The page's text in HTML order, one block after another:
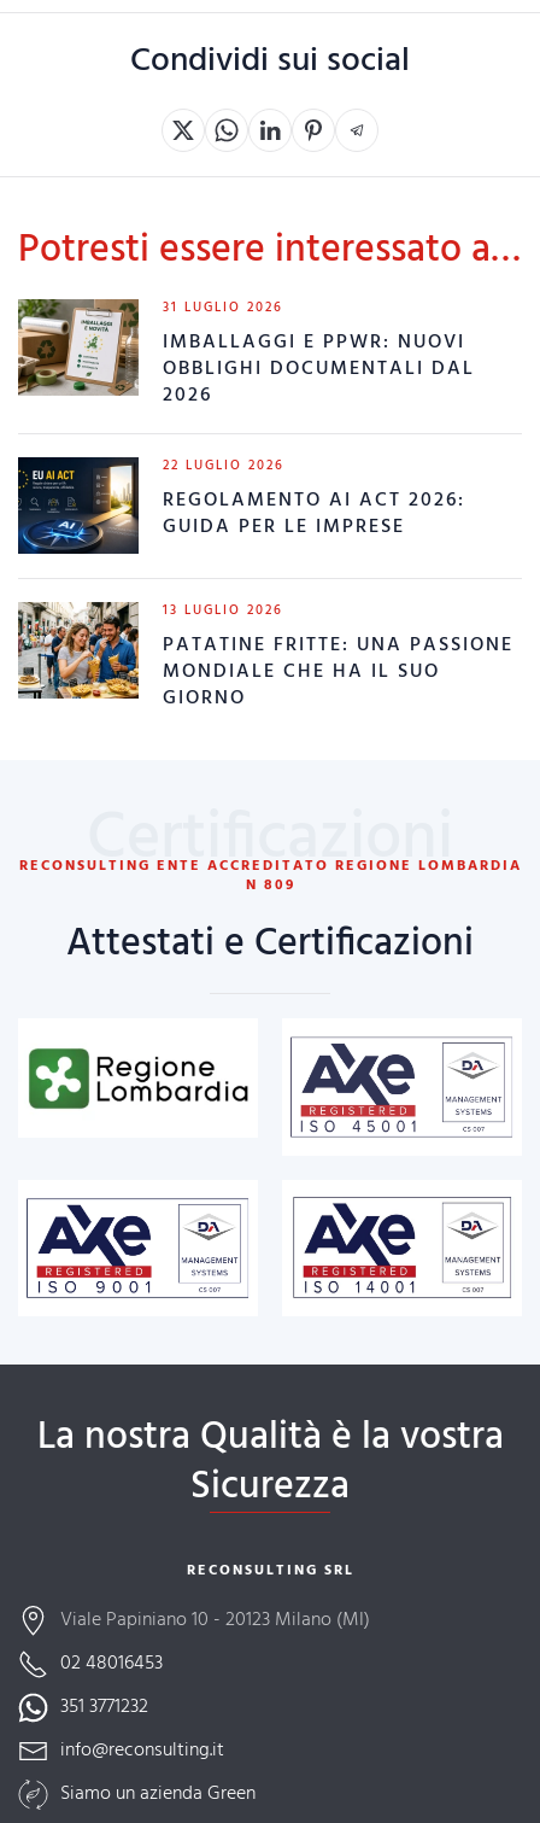
Condividi sui social
Potresti essere interessato a…
31 LUGLIO 2026
IMBALLAGGI E PPWR: NUOVI
OBBLIGHI DOCUMENTALI DAL
2026
22 LUGLIO 2026
REGOLAMENTO AI ACT 2026:
GUIDA PER LE IMPRESE
13 LUGLIO 2026
PATATINE FRITTE: UNA PASSIONE
MONDIALE CHE HA IL SUO
GIORNO
Certificazioni
RECONSULTING ENTE ACCREDITATO REGIONE LOMBARDIA
N 809
Attestati e Certificazioni
La nostra Qualità è la vostra
Sicurezza
RECONSULTING SRL
Viale Papiniano 10 - 20123 Milano (MI)
02 48016453
351 3771232
info@reconsulting.it
Siamo un azienda Green